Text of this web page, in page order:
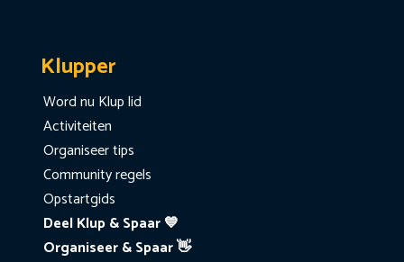
Klupper
Word nu Klup lid
Activiteiten
Organiseer tips
Community regels
Opstartgids
Deel Klup & Spaar 💙
Organiseer & Spaar 👋